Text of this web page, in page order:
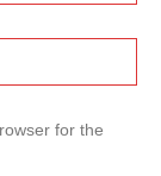
for the